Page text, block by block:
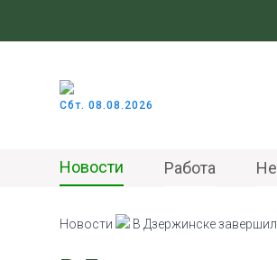
Сбт. 08.08.2026
Новости Работа
Новости В Дзержинске